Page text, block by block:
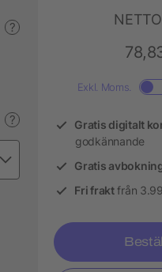
?
?
Exkl. Moms.
Gratis digitalt
godkännande
Gratis
Fri fraktfrån